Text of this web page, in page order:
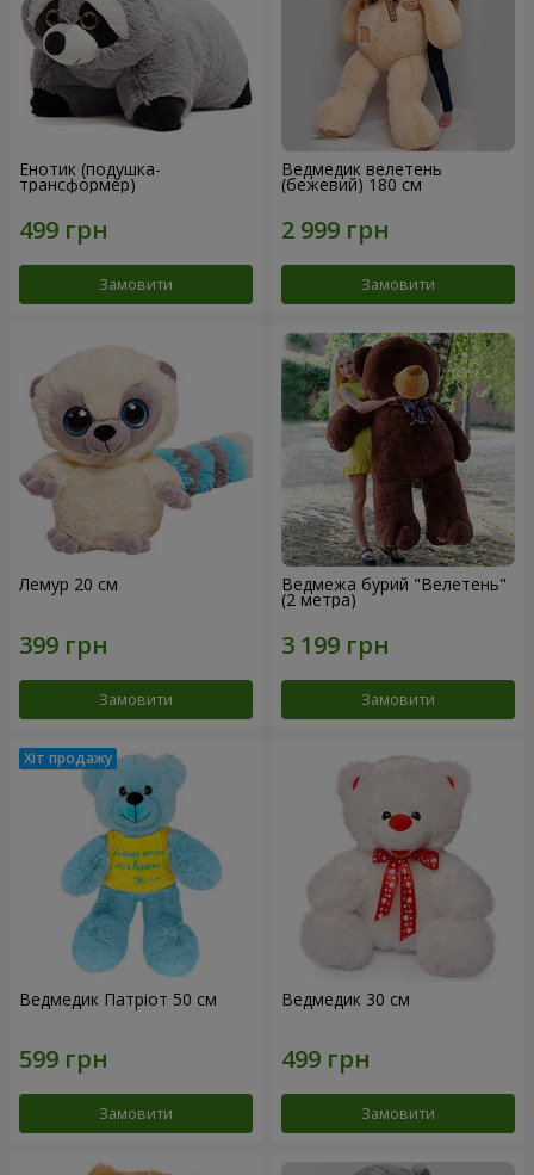
Енотик (подушка-
трансформер)
Замовити
Ведмедик велетень
(бежевий) 180 см
Замовити
Лемур 20 см
Замовити
Ведмежа бурий "Велетень"
(2 метра)
Замовити
Ведмедик Патріот 50 см
Замовити
Ведмедик 30 см
Замовити